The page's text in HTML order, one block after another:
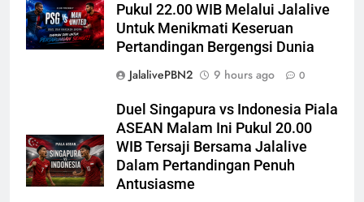
Pukul 22.00 WIB Melalui Jalalive
Untuk Menikmati Keseruan
Pertandingan Bergengsi Dunia
JalalivePBN2
9 hours ago 0
Duel Singapura vs Indonesia Piala
ASEAN Malam Ini Pukul 20.00
WIB Tersaji Bersama Jalalive
Dalam Pertandingan Penuh
Antusiasme